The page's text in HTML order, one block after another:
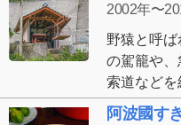
2002年〜
野猿と呼
の駕籠や
索道などを
阿波國す